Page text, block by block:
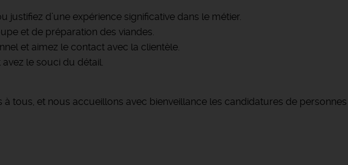
justifiez d’une expérience significative dans le métier.
et de préparation des viandes.
et aimez le contact avec la clientèle.
le souci du détail.
tous, et nous accueillons avec bienveillance les candidatures de